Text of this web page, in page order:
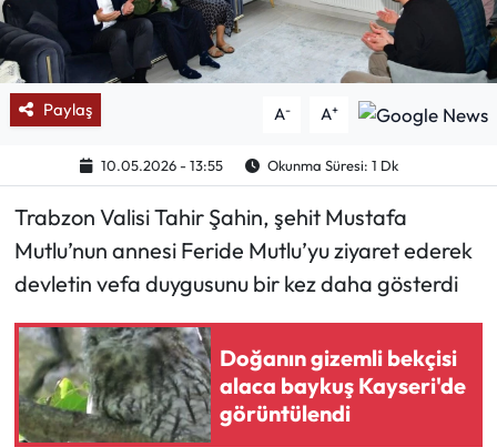
Paylaş A- A+
10.05.2026 - 13:55 Okunma Süresi: 1 Dk
Trabzon Valisi Tahir Şahin, şehit Mustafa
Mutlu’nun annesi Feride Mutlu’yu ziyaret ederek
devletin vefa duygusunu bir kez daha gösterdi
Doğanın gizemli bekçisi
alaca baykuş Kayseri'de
görüntülendi
Köşe Yazıları
Karikatür Galeri
ASTROLOJİ
Spor Yazıları
Mektup Galeri
Ekonomi
Sağlık